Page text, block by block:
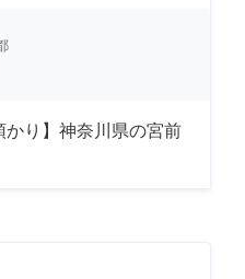
かり】神奈川県の宮前